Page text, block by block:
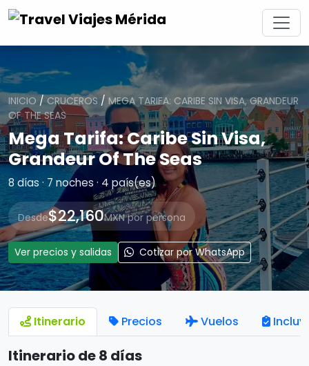
INICIO /CRUCEROS / MEGA TARIFA: CARIBE SIN VISA, GRANDEUR
OF THE SEAS
Mega Tarifa: Caribe Sin Visa,
Grandeur Of The Seas
8 días · 7 noches · 4 país(es)
Desde$22,160MXN por persona
Ver precios y salidas Cotizar por WhatsApp
Itinerario Precios Vuelos
Itinerario de 8 días